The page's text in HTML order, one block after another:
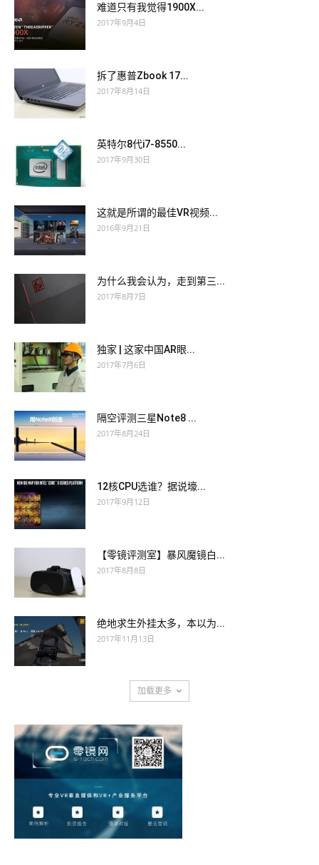
难道只有我觉得1900X...
2017年9月4日
拆了惠普Zbook 17...
2017年8月14日
英特尔8代i7-8550...
2017年9月30日
这就是所谓的最佳VR视频...
2016年9月21日
为什么我会认为，走到第三...
2017年8月7日
独家 | 这家中国AR眼...
2017年7月6日
隔空评测三星Note8 ...
2017年8月24日
12核CPU选谁？据说壕...
2017年9月12日
【零镜评测室】暴风魔镜白...
2017年8月8日
绝地求生外挂太多，本以为...
2017年11月13日
加载更多